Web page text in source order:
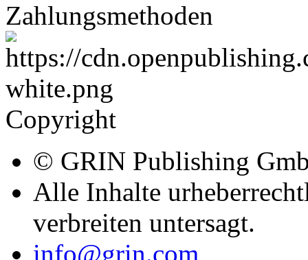
Zahlungsmethoden
Copyright
© GRIN Publishing
Alle Inhalte
verbreiten untersagt.
info@grin.com